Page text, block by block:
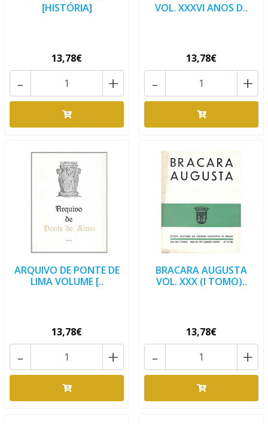
[HISTÓRIA]
13,78€
+
-
VOL. XXXVI ANOS D..
13,78€
+
-
ARQUIVO DE PONTE DE
LIMA VOLUME [..
13,78€
+
-
BRACARA AUGUSTA
VOL. XXX (I TOMO)..
13,78€
+
-